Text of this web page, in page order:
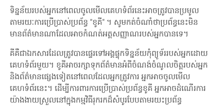
ទិន្នន័យរបស់អ្នកនៅពេលចូលមើលគេហទំព័រនេះអាចត្រូវបានប្រមូល
តាមរយៈការប្រើប្រាស់ប្រព័ន្ធ "ខូគី" ។ សូមកត់ចំណាំថាប្រព័ន្ធនេះមិន
មានព័ត៌មានណាដែលអាចកំណត់អត្តសញ្ញាណរបស់អ្នកបានទេ។
គីគឺជាឯកសារដែលត្រូវបានផ្ទេរទៅអង្គផ្ទុកទិន្នន័យកុំព្យូទ័ររបស់អ្នកដោយ
គេហទំព័រមួយ។ ខូគីអាចរក្សាទុកព័ត៌មានអំពីចំណង់ចំណូលចិត្តរបស់អ្នក
និងព័ត៌មានផ្សេងទៀតនៅពេលដែលអ្នកត្រូវការ អ្នកអាចចូលមើល
គេហទំព័រនេះ។ ដើម្បីការពារការប្រើប្រាស់ប្រព័ន្ធខូគី អ្នកអាចដំណើរការ
យ៉ាងងាយស្រួលនៅក្នុងកម្មវិធីរុករកដ៏សំបូរបែបតាមរយះប្រព័ន្ធ